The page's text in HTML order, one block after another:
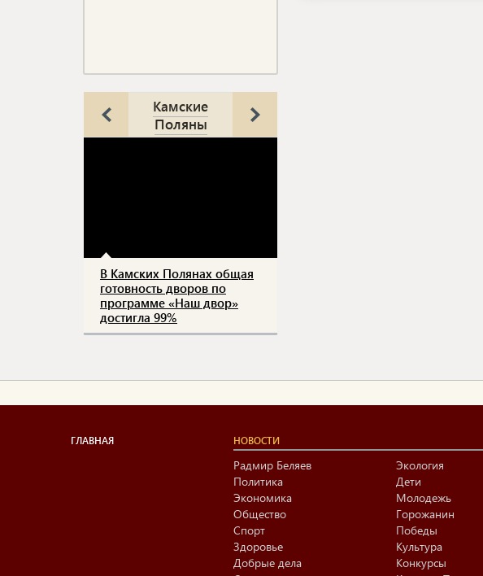
Камские
Поляны
В Камских Полянах общая
готовность дворов по
программе «Наш двор»
достигла 99%
ГЛАВНАЯ НОВОСТИ
Радмир Беляев
Политика
Экономика
Общество
Спорт
Здоровье
Добрые дела
Экология
Дети
Молодежь
Горожанин
Победы
Культура
Конкурсы